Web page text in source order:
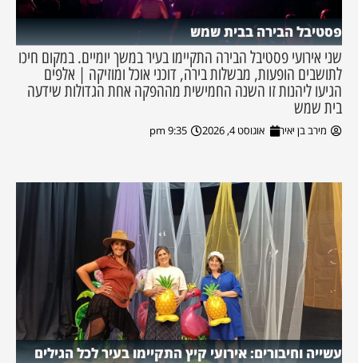
פסטיבל הבירה בבית שמש
שני אירועי פסטיבל הבירה התקיימו בעיר במשך יומיים. במקום חיכו
לתושבים הופעות, מבשלות בירה, דוכני אוכל ומוזיקה | אלפים
הגיעו ליהנות זו השנה החמישית מההפקה אחת הגדולות שידעה
בית שמש
מירב בן יאיר אוגוסט 4, 2026 9:35 pm
עשייה וחיבורים: אירועי קיץ התקיימו בעיר לכל הגילים